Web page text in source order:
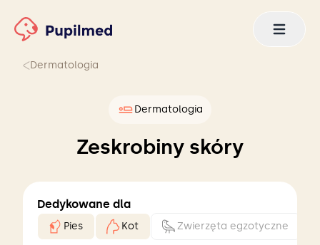
Dermatologia
Dermatologia
Zeskrobiny skóry
Dedykowane dla
Pies Kot Zwierzęta egzotyczne